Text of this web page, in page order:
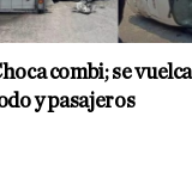
combi; se
y pasajeros